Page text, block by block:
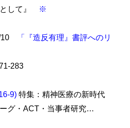
して』 ※
10
「『造反有理』書評へのリ
283
9) 特集：精神医療の新時代
グ・ACT・当事者研究…